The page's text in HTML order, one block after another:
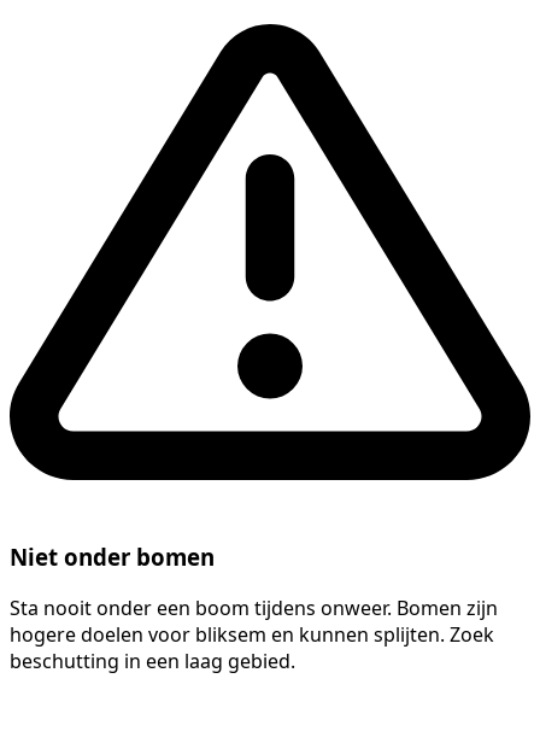
Niet onder bomen
Sta nooit onder een boom tijdens onweer. Bomen zijn
hogere doelen voor bliksem en kunnen splijten. Zoek
beschutting in een laag gebied.